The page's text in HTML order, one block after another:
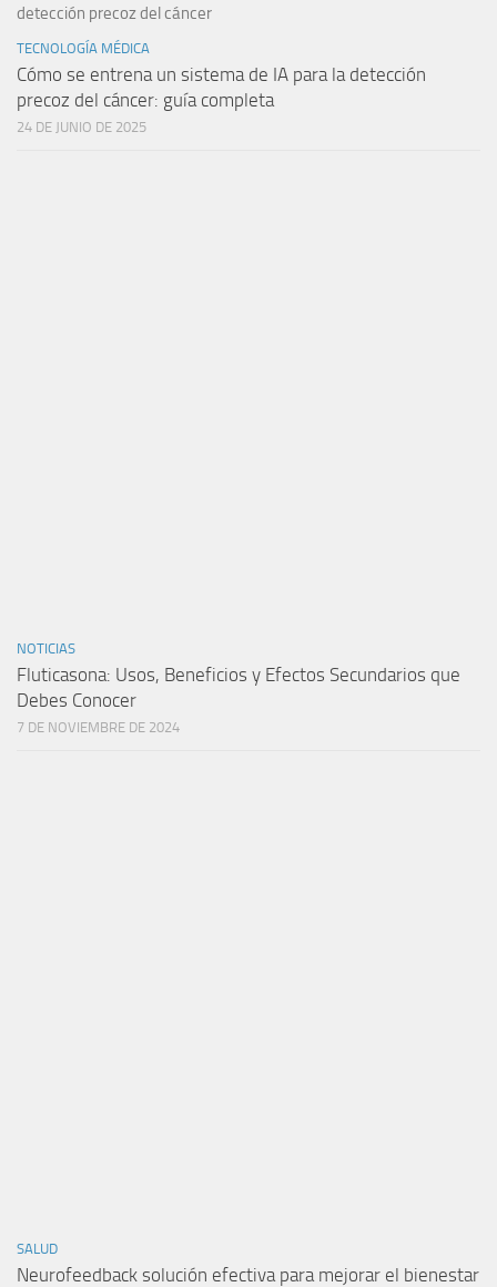
TECNOLOGÍA MÉDICA
Cómo se entrena un sistema de IA para la detección
precoz del cáncer: guía completa
24 DE JUNIO DE 2025
NOTICIAS
Fluticasona: Usos, Beneficios y Efectos Secundarios que
Debes Conocer
7 DE NOVIEMBRE DE 2024
SALUD
Neurofeedback solución efectiva para mejorar el bienestar